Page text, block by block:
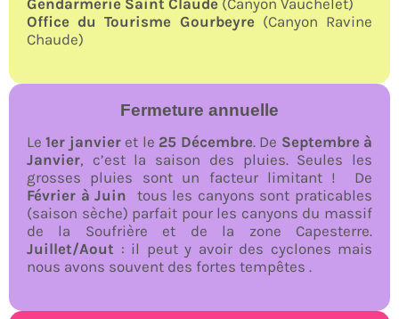
Office du Tourisme Gourbeyre(Canyon Ravine
Chaude)
Fermeture annuelle
Le 1er janvieret le 25 Décembre. De Septembre à
Janvier, c’est la saison des pluies. Seules les
grosses pluies sont un facteur limitant ! De
Février à Juin tous les canyons sont praticables
(saison sèche) parfait pour les canyons du massif
de la Soufrière et de la zone Capesterre.
Juillet/Aout : il peut y avoir des cyclones mais
nous avons souvent des fortes tempêtes .